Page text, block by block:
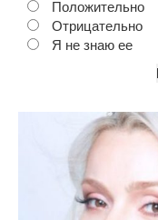
Положительно
Отрицательно
Я не знаю ее